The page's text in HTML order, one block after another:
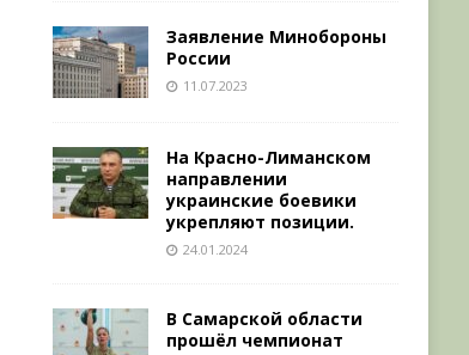
Заявление Минобороны
России
11.07.2023
На Красно-Лиманском
направлении
украинские боевики
укрепляют позиции.
24.01.2024
В Самарской области
прошёл чемпионат